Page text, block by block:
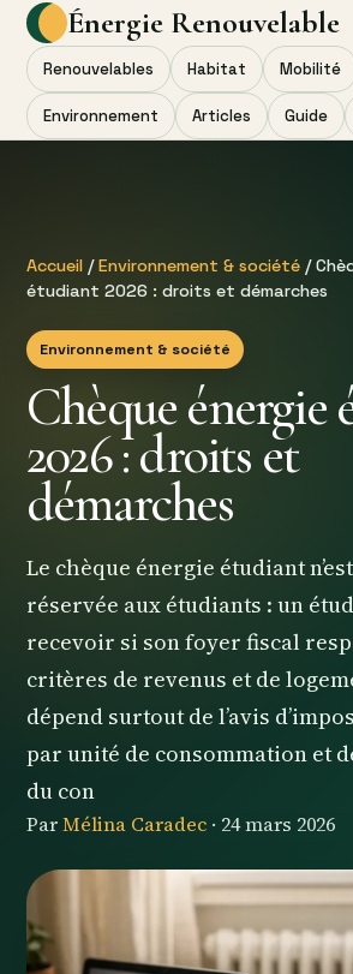
Énergie Renouvelable
Renouvelables Habitat Mobilité
Environnement Articles Guide
Accueil /Environnement & société /
étudiant 2026 : droits et démarches
Environnement & société
Chèque énergie
2026 : droits et
démarches
Le chèque énergie étudiant
réservée aux étudiants : un
recevoir si son foyer fiscal
critères de revenus et de
dépend surtout de l’avis
par unité de consommation et
du con
ParMélina Caradec · 24 mars 2026